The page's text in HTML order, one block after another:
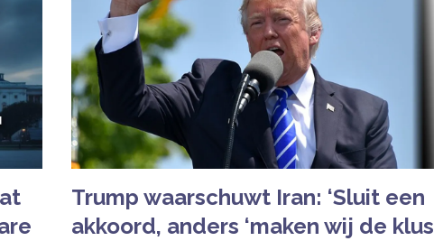
Trump waarschuwt Iran: ‘Sluit een
akkoord, anders ‘maken wij de klus